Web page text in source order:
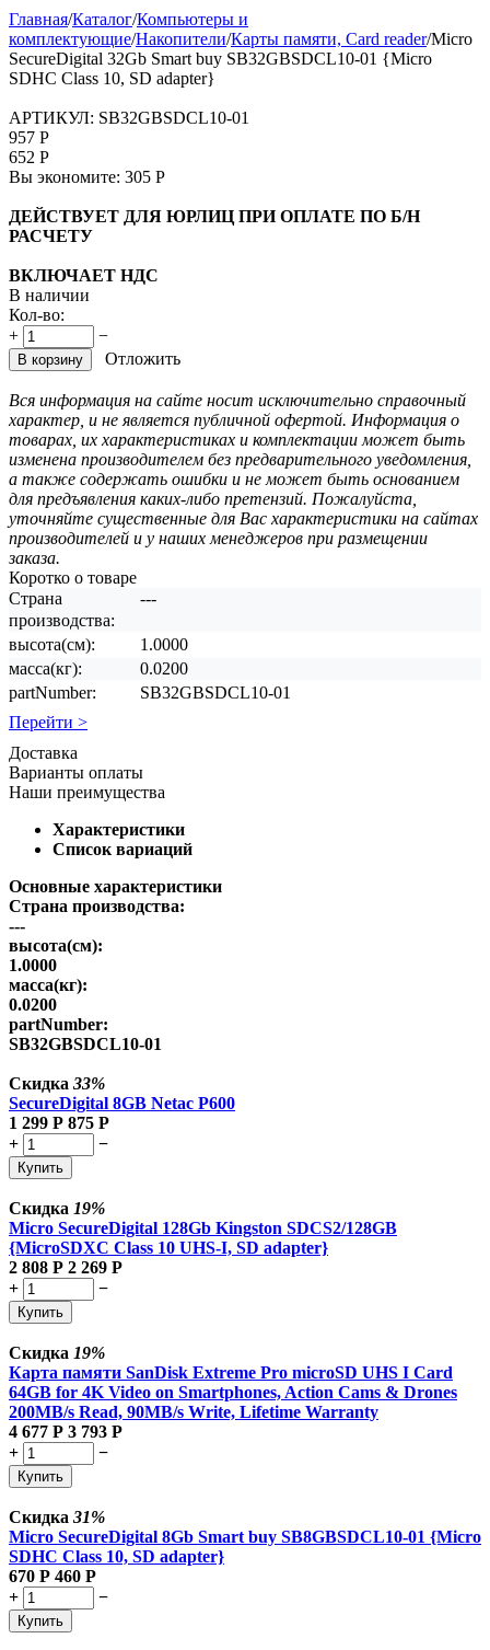
Главная/Каталог/Компьютеры и
комплектующие/Накопители/Карты памяти, Card reader/Micro
SecureDigital 32Gb Smart buy SB32GBSDCL10-01 {Micro
SDHC Class 10, SD adapter}
АРТИКУЛ: SB32GBSDCL10-01
957 Р
652 Р
Вы экономите: 305 Р
ДЕЙСТВУЕТ ДЛЯ ЮРЛИЦ ПРИ ОПЛАТЕ ПО Б/Н
РАСЧЕТУ
ВКЛЮЧАЕТ НДС
В наличии
Кол-во:
+
−
В корзину Отложить
Вся информация на сайте носит исключительно справочный
характер, и не является публичной офертой. Информация о
товарах, их характеристиках и комплектации может быть
изменена производителем без предварительного уведомления,
а также содержать ошибки и не может быть основанием
для предъявления каких-либо претензий. Пожалуйста,
уточняйте существенные для Вас характеристики на сайтах
производителей и у наших менеджеров при размещении
заказа.
Коротко о товаре
Страна
производства:
---
высота(см):
1.0000
масса(кг):
0.0200
partNumber:
SB32GBSDCL10-01
Перейти >
Доставка
Варианты оплаты
Наши преимущества
Характеристики
Список вариаций
Основные характеристики
Страна производства:
---
высота(см):
1.0000
масса(кг):
0.0200
partNumber:
SB32GBSDCL10-01
Скидка 33%
SecureDigital 8GB Netac P600
1 299 Р 875 Р
+
−
Купить
Скидка 19%
Micro SecureDigital 128Gb Kingston SDCS2/128GB
{MicroSDXC Class 10 UHS-I, SD adapter}
2 808 Р 2 269 Р
+
−
Купить
Скидка 19%
Карта памяти SanDisk Extreme Pro microSD UHS I Card
64GB for 4K Video on Smartphones, Action Cams & Drones
200MB/s Read, 90MB/s Write, Lifetime Warranty
4 677 Р 3 793 Р
+
−
Купить
Скидка 31%
Micro SecureDigital 8Gb Smart buy SB8GBSDCL10-01 {Micro
SDHC Class 10, SD adapter}
670 Р 460 Р
+
−
Купить